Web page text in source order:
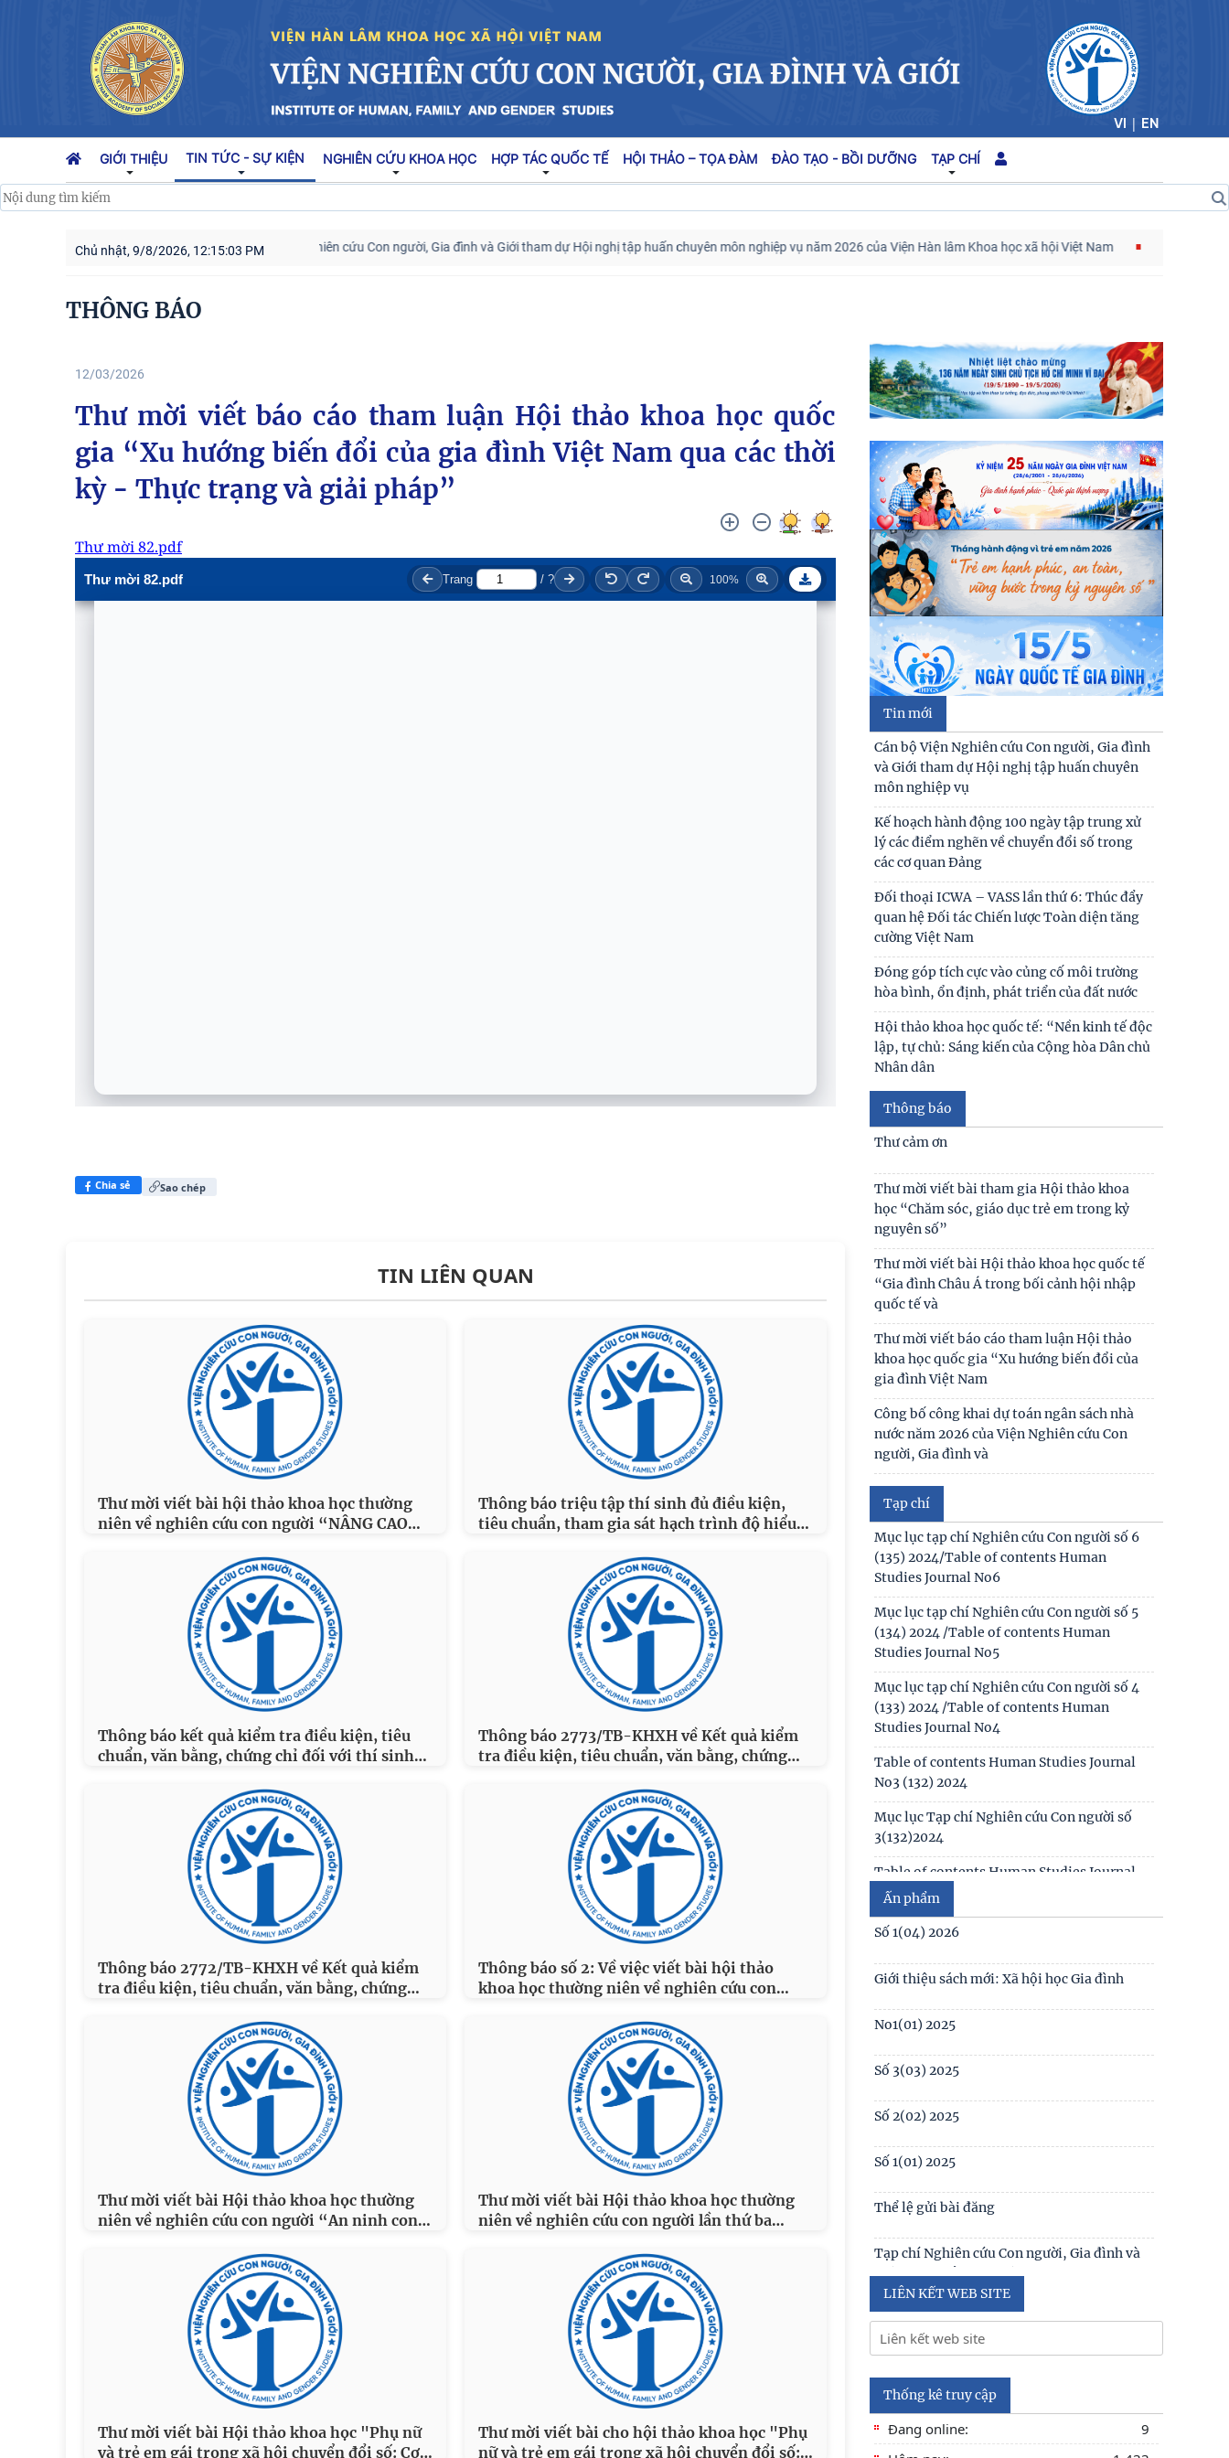
VI | EN
GIỚI THIỆU TIN TỨC - SỰ KIỆN NGHIÊN CỨU KHOA HỌC HỢP TÁC QUỐC TẾ HỘI THẢO – TỌA ĐÀM ĐÀO TẠO - BỒI DƯỠNG TẠP CHÍ
Chủ nhật, 9/8/2026, 12:15:04 PMCán bộ Viện Nghiên cứu Con người, Gia đình và Giới tham dự Hội nghị tập huấn chuyên môn nghiệp vụ năm 2026 của Viện Hàn lâm Khoa học xã hội Việt Nam Kế hoạch hành
THÔNG BÁO
12/03/2026
Thư mời viết báo cáo tham luận Hội thảo khoa học quốc
gia “Xu hướng biến đổi của gia đình Việt Nam qua các thời
kỳ - Thực trạng và giải pháp”
Thư mời 82.pdf
Chia sẻ Sao chép
TIN LIÊN QUAN
Thư mời viết bài hội thảo khoa học thường
niên về nghiên cứu con người “NÂNG CAO…
Thông báo triệu tập thí sinh đủ điều kiện,
tiêu chuẩn, tham gia sát hạch trình độ hiểu…
Thông báo kết quả kiểm tra điều kiện, tiêu
chuẩn, văn bằng, chứng chỉ đối với thí sinh…
Thông báo 2773/TB-KHXH về Kết quả kiểm
tra điều kiện, tiêu chuẩn, văn bằng, chứng…
Thông báo 2772/TB-KHXH về Kết quả kiểm
tra điều kiện, tiêu chuẩn, văn bằng, chứng…
Thông báo số 2: Về việc viết bài hội thảo
khoa học thường niên về nghiên cứu con…
Thư mời viết bài Hội thảo khoa học thường
niên về nghiên cứu con người “An ninh con…
Thư mời viết bài Hội thảo khoa học thường
niên về nghiên cứu con người lần thứ ba…
Thư mời viết bài Hội thảo khoa học "Phụ nữ
và trẻ em gái trong xã hội chuyển đổi số: Cơ…
Thư mời viết bài cho hội thảo khoa học "Phụ
nữ và trẻ em gái trong xã hội chuyển đổi số:…
Tin mới
Cán bộ Viện Nghiên cứu Con người, Gia đình
và Giới tham dự Hội nghị tập huấn chuyên
môn nghiệp vụ
Kế hoạch hành động 100 ngày tập trung xử
lý các điểm nghẽn về chuyển đổi số trong
các cơ quan Đảng
Đối thoại ICWA – VASS lần thứ 6: Thúc đẩy
quan hệ Đối tác Chiến lược Toàn diện tăng
cường Việt Nam
Đóng góp tích cực vào củng cố môi trường
hòa bình, ổn định, phát triển của đất nước
Hội thảo khoa học quốc tế: “Nền kinh tế độc
lập, tự chủ: Sáng kiến của Cộng hòa Dân chủ
Nhân dân
Bản tin Đài Truyền hình Hà Nội: Lễ Khai
bước tương lai"
Người cao tuổi trong ba luận điểm lớn của
Đảng
Thái độ của học sinh trung học phổ thông ở
Hà Nội với vấn đề bắt nạt trực tuyến
Viện Hàn lâm Khoa học xã hội Việt Nam và
Học viện Chính trị và Hành chính quốc gia
Lào ký Thỏa
Chủ tịch Viện Hàn lâm Khoa học xã hội Việt
Nam thăm và làm việc tại Viện Khoa học
Kinh tế và Xã hội
Thông báo
Thư cảm ơn
Thư mời viết bài tham gia Hội thảo khoa
học “Chăm sóc, giáo dục trẻ em trong kỷ
nguyên số”
Thư mời viết bài Hội thảo khoa học quốc tế
“Gia đình Châu Á trong bối cảnh hội nhập
quốc tế và
Thư mời viết báo cáo tham luận Hội thảo
khoa học quốc gia “Xu hướng biến đổi của
gia đình Việt Nam
Công bố công khai dự toán ngân sách nhà
nước năm 2026 của Viện Nghiên cứu Con
người, Gia đình và
Công khai thông tin nhiệm vụ cấp Cơ sở 2025
Thư mời viết bài hội thảo khoa học thường
niên về nghiên cứu con người “NÂNG CAO
CHẤT LƯỢNG CUỘC
Thông báo triệu tập thí sinh đủ điều kiện,
tiêu chuẩn, tham gia sát hạch trình độ hiểu
biết chung
Thông báo kết quả kiểm tra điều kiện, tiêu
chuẩn, văn bằng, chứng chỉ đối với thí sinh
đăng ký dự
Thông báo 2773/TB-KHXH về Kết quả kiểm
tra điều kiện, tiêu chuẩn, văn bằng, chứng
chỉ đối với thí
Tạp chí
Mục lục tạp chí Nghiên cứu Con người số 6
(135) 2024/Table of contents Human
Studies Journal No6
Mục lục tạp chí Nghiên cứu Con người số 5
(134) 2024 /Table of contents Human
Studies Journal No5
Mục lục tạp chí Nghiên cứu Con người số 4
(133) 2024 /Table of contents Human
Studies Journal No4
Table of contents Human Studies Journal
No3 (132) 2024
Mục lục Tạp chí Nghiên cứu Con người số
3(132)2024
Table of contents Human Studies Journal
No1 (130) 2024
Table of contents Human Studies Journal
Mục lục Tạp chí Nghiên cứu Con người số
Mục lục Tạp chí Nghiên cứu Con người số
1(130) năm 2024
No. 5 (128) (2023)
Ấn phẩm
Số 1(04) 2026
Giới thiệu sách mới: Xã hội học Gia đình
No1(01) 2025
Số 3(03) 2025
Số 2(02) 2025
Số 1(01) 2025
Thể lệ gửi bài đăng
Tạp chí Nghiên cứu Con người, Gia đình và
Giới đạt chuẩn Tạp chí khoa học Việt Nam
năm 2026
Nội hàm của quyền con người được sống
trong môi trường trong lành, bền vững (Lê
Hồng Hạnh
LIÊN KẾT WEB SITE
Thống kê truy cập
Đang online:
9